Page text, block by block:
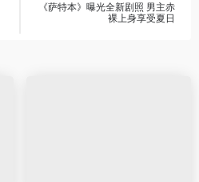
《萨特本》曝光全新剧照 男主赤
裸上身享受夏日